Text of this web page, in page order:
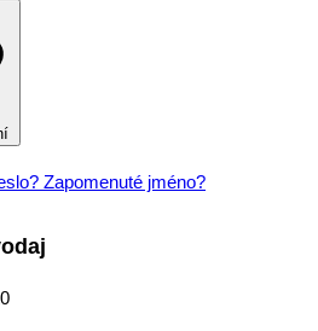
Zapomenuté jméno?